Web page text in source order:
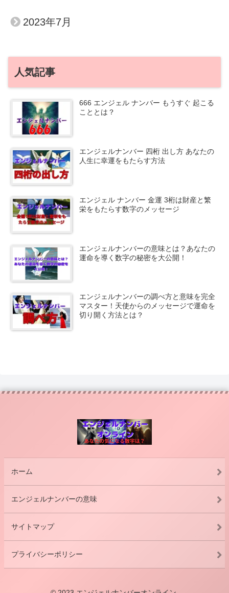
2023年7月
人気記事
666 エンジェル ナンバー もうすぐ 起こる
こととは？
エンジェルナンバー 四桁 出し方 あなたの
人生に幸運をもたらす方法
エンジェル ナンバー 金運 3桁は財産と繁
栄をもたらす数字のメッセージ
エンジェルナンバーの意味とは？あなたの
運命を導く数字の秘密を大公開！
エンジェルナンバーの調べ方と意味を完全
マスター！天使からのメッセージで運命を
切り開く方法とは？
ホーム
エンジェルナンバーの意味
サイトマップ
プライバシーポリシー